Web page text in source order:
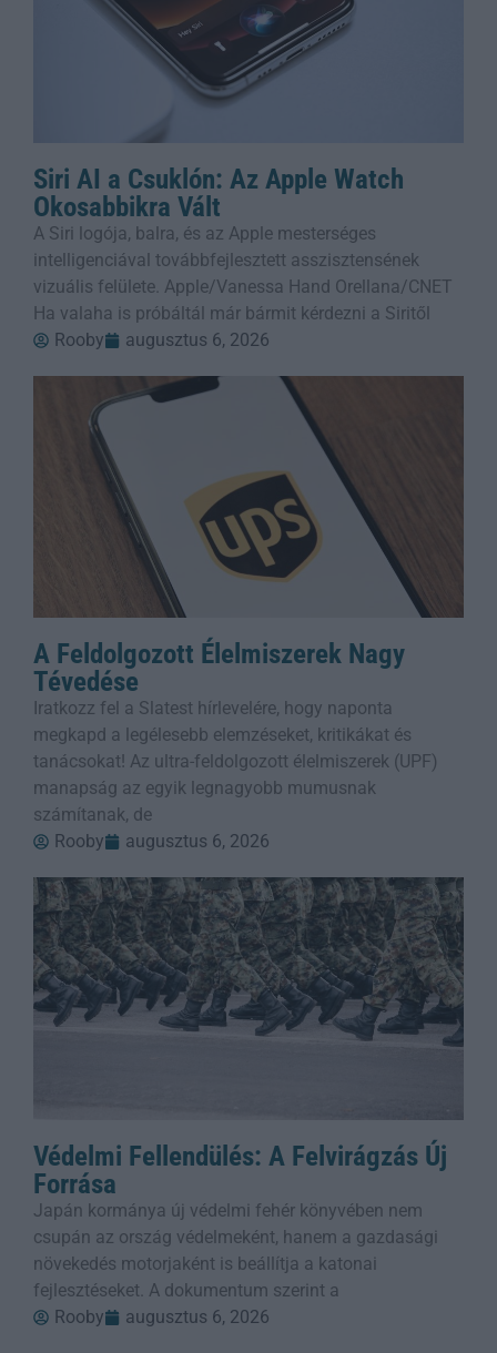
Siri AI a Csuklón: Az Apple Watch
Okosabbikra Vált
A Siri logója, balra, és az Apple mesterséges
intelligenciával továbbfejlesztett asszisztensének
vizuális felülete. Apple/Vanessa Hand Orellana/CNET
Ha valaha is próbáltál már bármit kérdezni a Siritől
Rooby
augusztus 6, 2026
A Feldolgozott Élelmiszerek Nagy
Tévedése
Iratkozz fel a Slatest hírlevelére, hogy naponta
megkapd a legélesebb elemzéseket, kritikákat és
tanácsokat! Az ultra-feldolgozott élelmiszerek (UPF)
manapság az egyik legnagyobb mumusnak
számítanak, de
Rooby
augusztus 6, 2026
Védelmi Fellendülés: A Felvirágzás Új
Forrása
Japán kormánya új védelmi fehér könyvében nem
csupán az ország védelmeként, hanem a gazdasági
növekedés motorjaként is beállítja a katonai
fejlesztéseket. A dokumentum szerint a
Rooby
augusztus 6, 2026